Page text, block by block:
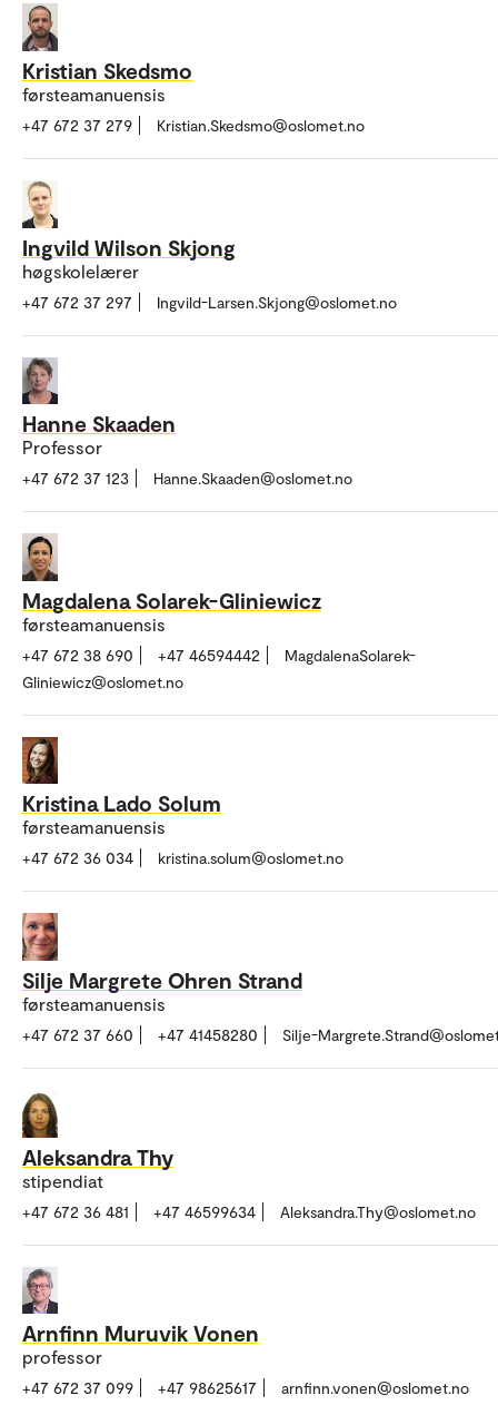
Kristian Skedsmo
førsteamanuensis
+47 672 37 279 Kristian.Skedsmo@oslomet.no
Ingvild Wilson Skjong
høgskolelærer
+47 672 37 297 Ingvild-Larsen.Skjong@oslomet.no
Hanne Skaaden
Professor
+47 672 37 123 Hanne.Skaaden@oslomet.no
Magdalena Solarek-Gliniewicz
førsteamanuensis
+47 672 38 690 +47 46594442
MagdalenaSolarek-
Gliniewicz@oslomet.no
Kristina Lado Solum
førsteamanuensis
+47 672 36 034 kristina.solum@oslomet.no
Silje Margrete Ohren Strand
førsteamanuensis
+47 672 37 660 +47 41458280 Silje-
Aleksandra Thy
stipendiat
+47 672 36 481 +47 46599634 Aleksandra.Thy@oslomet.no
Arnfinn Muruvik Vonen
professor
+47 672 37 099 +47 98625617 arnfinn.vonen@oslomet.no